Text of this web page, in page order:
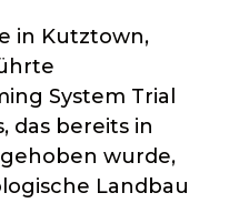
in Kutztown,
System Trial
das bereits in
wurde,
Landbau